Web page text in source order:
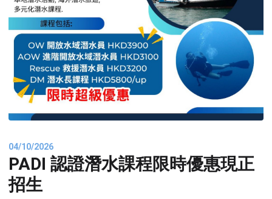
04/10/2026
PADI 認證潛水課程限時優惠現正
招生